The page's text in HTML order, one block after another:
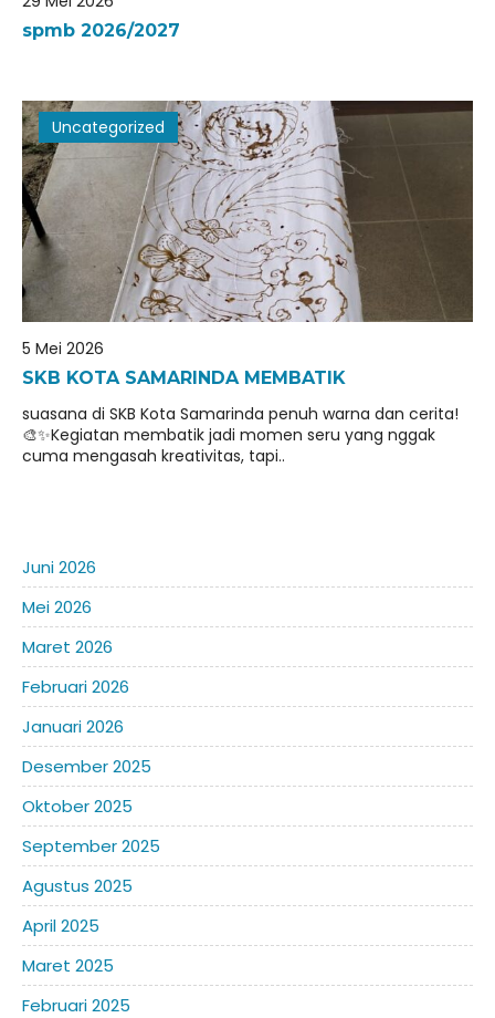
kurikulum skb kota samarinda20252026
spmb 2026/2027
Uncategorized
5 Mei 2026
SKB KOTA SAMARINDA MEMBATIK
suasana di SKB Kota Samarinda penuh warna dan cerita!
🎨✨Kegiatan membatik jadi momen seru yang nggak
cuma mengasah kreativitas, tapi..
Juni 2026
Mei 2026
Maret 2026
Februari 2026
Januari 2026
Desember 2025
Oktober 2025
September 2025
Agustus 2025
April 2025
Maret 2025
Februari 2025